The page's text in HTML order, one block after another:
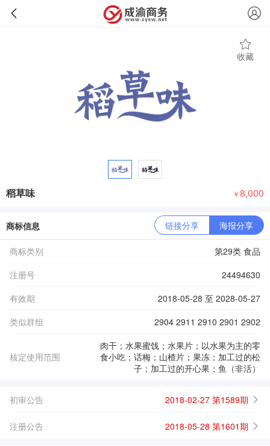
收藏
稻草味 ￥8,000
商标信息 链接分享 海报分享
商标类别
第29类 食品
注册号
24494630
有效期
2018-05-28 至 2028-05-27
类似群组
2904 2911 2910 2901 2902
核定使用范围
肉干；水果蜜饯；水果片；以水果为主的零
食小吃；话梅；山楂片；果冻；加工过的松
子；加工过的开心果；鱼（非活）
初审公告 2018-02-27 第1589期
注册公告 2018-05-28 第1601期